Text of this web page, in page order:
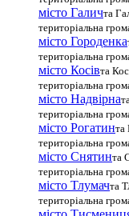
місто Галичта
територіальна
місто Городенка
територіальна
місто Косівта
територіальна
місто Надвірна
територіальна
місто Рогатинта
територіальна
місто Снятинта
територіальна
місто Тлумачта
територіальна